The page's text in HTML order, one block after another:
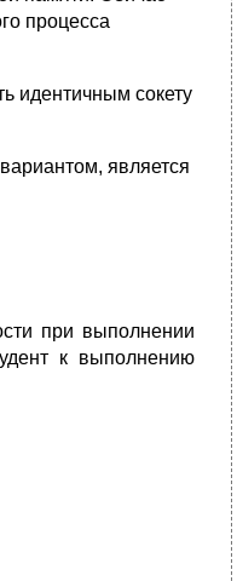
процесса
идентичным сокету
является
при выполнении
к выполнению